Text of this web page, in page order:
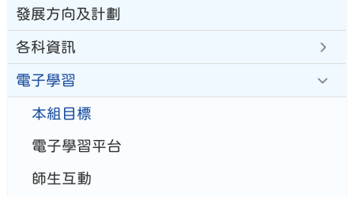
發展方向及計劃
各科資訊
電子學習
本組目標
電子學習平台
師生互動